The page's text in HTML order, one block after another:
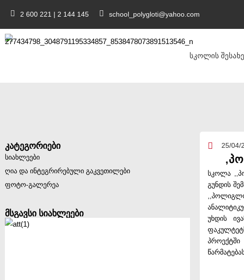
2 600 221 | 2 144 145 school_polygloti@yahoo.com
სკოლის
კატეგორიები
სიახლეები
ღია და ინტეგრირებული გაკვეთილები
ფოტო-გალერეა
მსგავსი სიახლეები
25/04/
სკოლა
გუნდის
უხდის
პროექტში